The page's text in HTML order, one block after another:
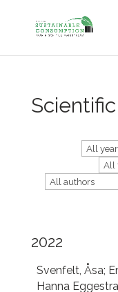
2022
Svenfelt, Åsa;
Hanna